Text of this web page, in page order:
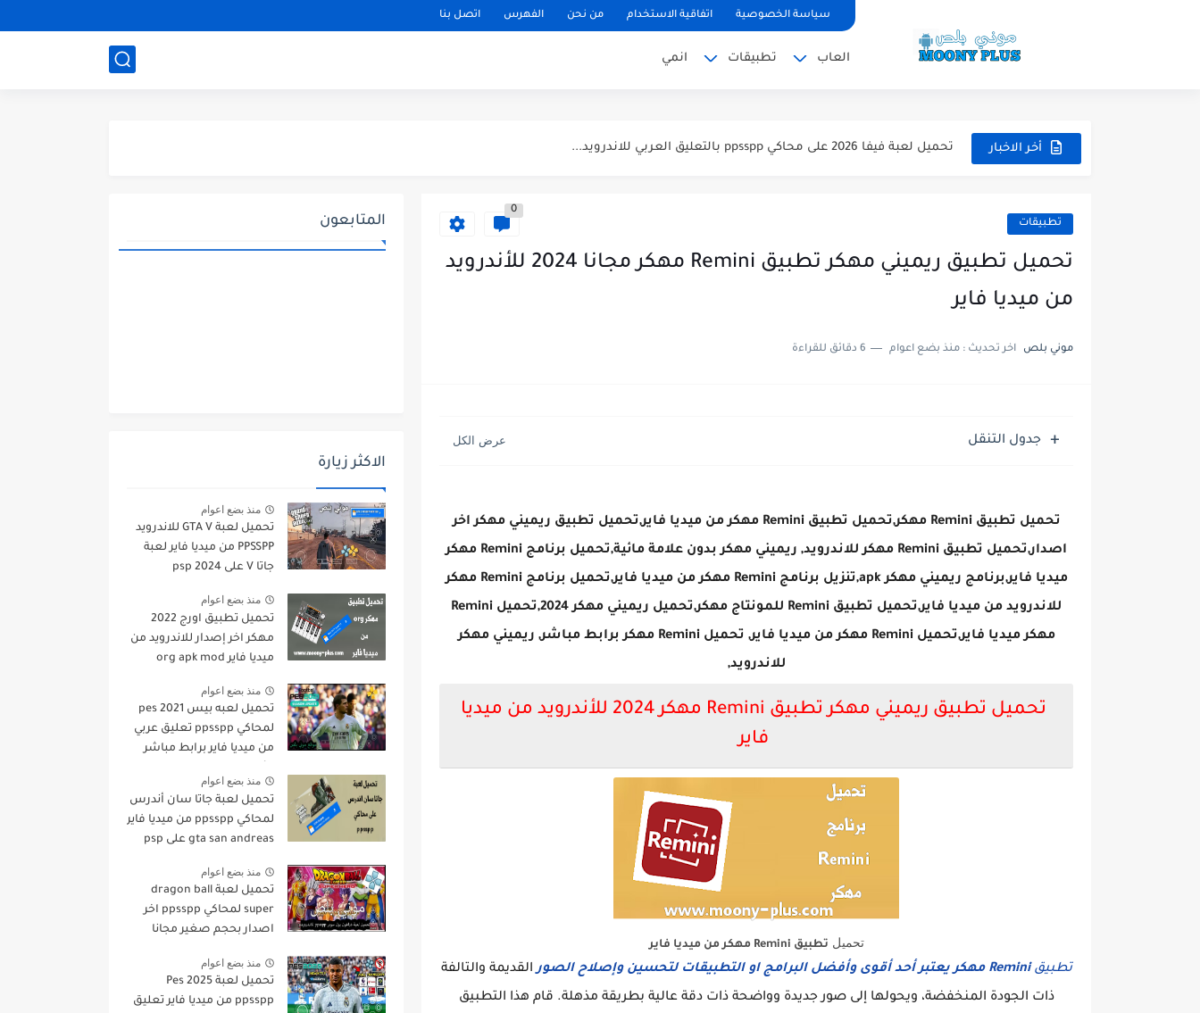
سياسة الخصوصية اتفاقية الاستخدام من نحن الفهرس اتصل بنا
العاب تطبيقات انمي
أخر الاخبار تحميل لعبة فيفا 2026 على محاكي ppsspp بالتعليق العربي للاندرويد...
تحميل لعبة Total Football مهكرة 2025 اخر اصدار للأندرويد لعبة...
تطبيقات
0
تحميل تطبيق ريميني مهكر تطبيق Remini مهكر مجانا 2024 للأندرويد
من ميديا فاير
موني بلص اخر تحديث : منذ بضع اعوام 6 دقائق للقراءة
جدول التنقل
تحميل تطبيق Remini مهكر,تحميل تطبيق Remini مهكر من ميديا فاير,تحميل تطبيق ريميني مهكر اخر
اصدار,تحميل تطبيق Remini مهكر للاندرويد, ريميني مهكر بدون علامة مائية,تحميل برنامج Remini مهكر
ميديا فاير,برنامج ريميني مهكر apk,تنزيل برنامج Remini مهكر من ميديا فاير,تحميل برنامج Remini مهكر
للاندرويد من ميديا فاير,تحميل تطبيق Remini للمونتاج مهكر,تحميل ريميني مهكر 2024,تحميل Remini
مهكر ميديا فاير,تحميل Remini مهكر من ميديا فاير, تحميل Remini مهكر برابط مباشر, ريميني مهكر
للاندرويد,
تحميل تطبيق ريميني مهكر تطبيق Remini مهكر 2024 للأندرويد من ميديا
فاير
تحميل تطبيق Remini مهكر من ميديا فاير
تطبيقRemini مهكر يعتبر أحد أقوى وأفضل البرامج او التطبيقات لتحسين وإصلاح الصور القديمة والتالفة
ذات الجودة المنخفضة، ويحولها إلى صور جديدة وواضحة ذات دقة عالية بطريقة مذهلة. قام هذا التطبيق
المتابعون
الاكثر زيارة
منذ بضع اعوام
تحميل لعبة GTA V للاندرويد
PPSSPP من ميديا فاير لعبة
جاتا V على psp 2024
منذ بضع اعوام
تحميل تطبيق اورج 2022
مهكر اخر إصدار للاندرويد من
ميديا فاير org apk mod
منذ بضع اعوام
تحميل لعبه بيس pes 2021
لمحاكي ppsspp تعليق عربي
من ميديا فاير برابط مباشر
ppsspp
منذ بضع اعوام
تحميل لعبة جاتا سان أندرس
لمحاكي ppsspp من ميديا فاير
gta san andreas على psp
منذ بضع اعوام
تحميل لعبة dragon ball
super لمحاكي ppsspp اخر
اصدار بحجم صغير مجانا
psp من ميديا فاير
منذ بضع اعوام
تحميل لعبة Pes 2025
ppsspp من ميديا فاير تعليق